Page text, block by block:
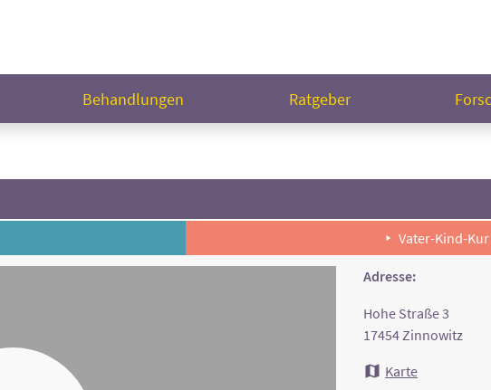
Behandlungen Ratgeber
Vater-Kind-Kur
Adresse:
Hohe Straße 3
17454 Zinnowitz
Karte